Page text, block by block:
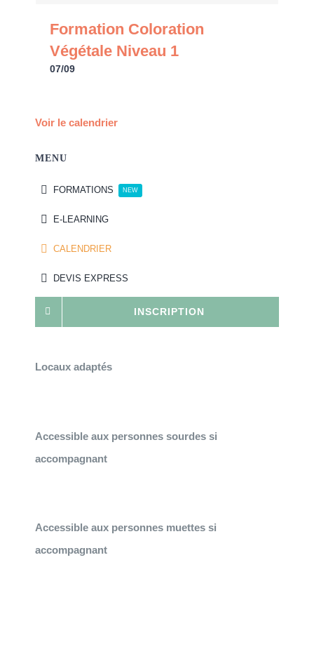
Formation Coloration
Végétale Niveau 1
07/09
Voir le calendrier
MENU
FORMATIONS NEW
E-LEARNING
CALENDRIER
DEVIS EXPRESS
INSCRIPTION
Locaux adaptés
Accessible aux personnes sourdes si
accompagnant
Accessible aux personnes muettes si
accompagnant